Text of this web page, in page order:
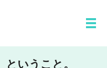
メ
いうこと。